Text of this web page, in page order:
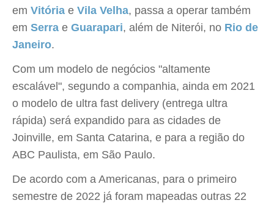
em Vitória e Vila Velha, passa a operar também
em Serra e Guarapari, além de Niterói, no Rio de
Janeiro.
Com um modelo de negócios "altamente
escalável", segundo a companhia, ainda em 2021
o modelo de ultra fast delivery (entrega ultra
rápida) será expandido para as cidades de
Joinville, em Santa Catarina, e para a região do
ABC Paulista, em São Paulo.
De acordo com a Americanas, para o primeiro
semestre de 2022 já foram mapeadas outras 22